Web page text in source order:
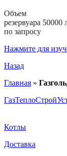
Объем
резервуара 50000
по запросу
Нажмите для
Назад
Главная »
ГазТеплоСтрой
Котлы
Доставка